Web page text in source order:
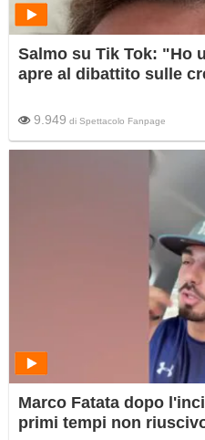
Salmo su Tik Tok: "Ho
apre al dibattito sulle
9.949 di Spettacolo Fanpage
Marco Fatata dopo
primi tempi non